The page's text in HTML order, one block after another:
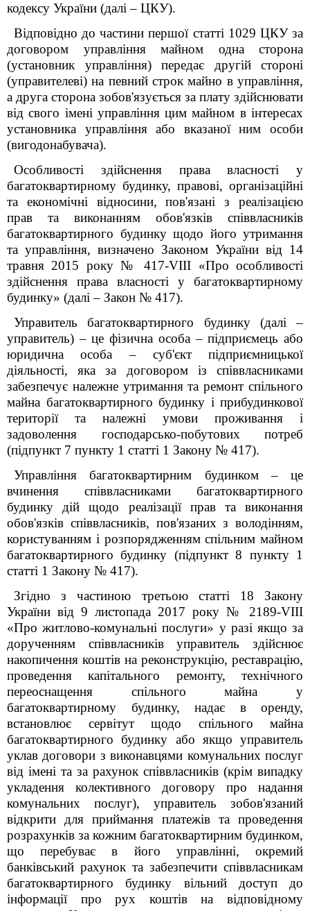
кодексу України (далі – ЦКУ).
Відповідно до частини першої статті 1029 ЦКУ за
договором управління майном одна сторона
(установник управління) передає другій стороні
(управителеві) на певний строк майно в управління,
а друга сторона зобов'язується за плату здійснювати
від свого імені управління цим майном в інтересах
установника управління або вказаної ним особи
(вигодонабувача).
Особливості здійснення права власності у
багатоквартирному будинку, правові, організаційні
та економічні відносини, пов'язані з реалізацією
прав та виконанням обов'язків співвласників
багатоквартирного будинку щодо його утримання
та управління, визначено Законом України від 14
травня 2015 року № 417-VIII «Про особливості
здійснення права власності у багатоквартирному
будинку» (далі – Закон № 417).
Управитель багатоквартирного будинку (далі –
управитель) – це фізична особа – підприємець або
юридична особа – суб'єкт підприємницької
діяльності, яка за договором із співвласниками
забезпечує належне утримання та ремонт спільного
майна багатоквартирного будинку і прибудинкової
території та належні умови проживання і
задоволення господарсько-побутових потреб
(підпункт 7 пункту 1 статті 1 Закону № 417).
Управління багатоквартирним будинком – це
вчинення співвласниками багатоквартирного
будинку дій щодо реалізації прав та виконання
обов'язків співвласників, пов'язаних з володінням,
користуванням і розпорядженням спільним майном
багатоквартирного будинку (підпункт 8 пункту 1
статті 1 Закону № 417).
Згідно з частиною третьою статті 18 Закону
України від 9 листопада 2017 року № 2189-VIII
«Про житлово-комунальні послуги» у разі якщо за
дорученням співвласників управитель здійснює
накопичення коштів на реконструкцію, реставрацію,
проведення капітального ремонту, технічного
переоснащення спільного майна у
багатоквартирному будинку, надає в оренду,
встановлює сервітут щодо спільного майна
багатоквартирного будинку або якщо управитель
уклав договори з виконавцями комунальних послуг
від імені та за рахунок співвласників (крім випадку
укладення колективного договору про надання
комунальних послуг), управитель зобов'язаний
відкрити для приймання платежів та проведення
розрахунків за кожним багатоквартирним будинком,
що перебуває в його управлінні, окремий
банківський рахунок та забезпечити співвласникам
багатоквартирного будинку вільний доступ до
інформації про рух коштів на відповідному